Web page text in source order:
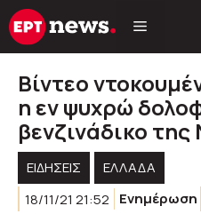
Μετάβαση
σε
Βίντεο
η εν ψυχρώ
βενζινάδικο της
ΕΙΔΗΣΕΙΣ
ΕΛΛΑΔΑ
18/11/21 21:52
Ενημέρωση